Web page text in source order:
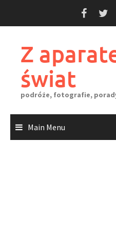
Z
świat
podróże, fotografie,
Main Menu